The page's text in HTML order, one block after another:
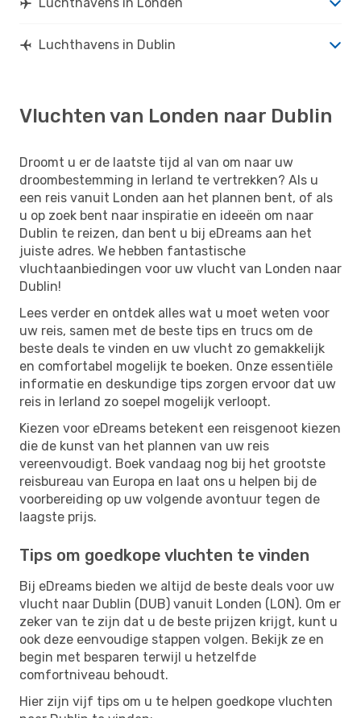
Luchthavens in Dublin
Vluchten van Londen naar Dublin
Droomt u er de laatste tijd al van om naar uw
droombestemming in Ierland te vertrekken? Als u
een reis vanuit Londen aan het plannen bent, of als
u op zoek bent naar inspiratie en ideeën om naar
Dublin te reizen, dan bent u bij eDreams aan het
juiste adres. We hebben fantastische
vluchtaanbiedingen voor uw vlucht van Londen naar
Dublin!
Lees verder en ontdek alles wat u moet weten voor
uw reis, samen met de beste tips en trucs om de
beste deals te vinden en uw vlucht zo gemakkelijk
en comfortabel mogelijk te boeken. Onze essentiële
informatie en deskundige tips zorgen ervoor dat uw
reis in Ierland zo soepel mogelijk verloopt.
Kiezen voor eDreams betekent een reisgenoot kiezen
die de kunst van het plannen van uw reis
vereenvoudigt. Boek vandaag nog bij het grootste
reisbureau van Europa en laat ons u helpen bij de
voorbereiding op uw volgende avontuur tegen de
laagste prijs.
Tips om goedkope vluchten te vinden
Bij eDreams bieden we altijd de beste deals voor uw
vlucht naar Dublin (DUB) vanuit Londen (LON). Om er
zeker van te zijn dat u de beste prijzen krijgt, kunt u
ook deze eenvoudige stappen volgen. Bekijk ze en
begin met besparen terwijl u hetzelfde
comfortniveau behoudt.
Hier zijn vijf tips om u te helpen goedkope vluchten